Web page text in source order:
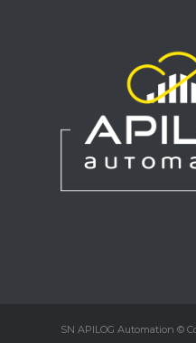
SN APILOG Automation ©